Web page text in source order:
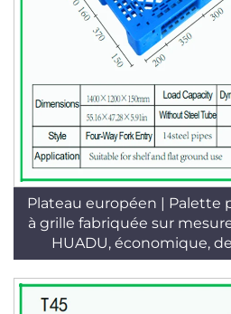
Plateau européen | Palette
à grille fabriquée sur
HUADU, économique,
durable, usage en
pour empilement /